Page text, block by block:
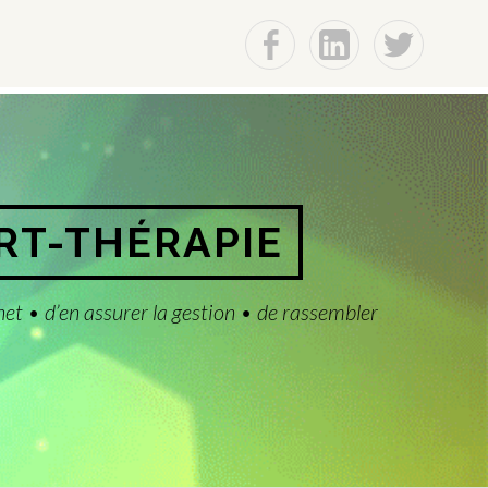
f Lin t
THÉRAPIE
• d’en assurer la gestion • de rassembler